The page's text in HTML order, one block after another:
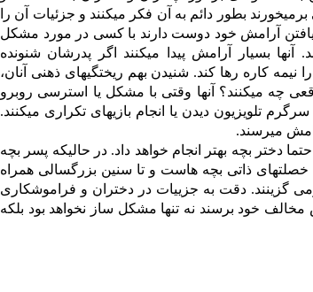
بطور دائم به آن فکر میکنند و جزئیات آن را
آرامش خود دوست دارند با کسی در مورد مشکل
بسیار آرامش پیدا میکنند اگر پدرشان شنونده
نیمه کاره رها کند. شنیدن بهم ریختگیهای ذهنی آنان،
چه میکنند؟ آنها وقتی با مشکل یا استرسی روبرو
تلویزیون دیدن یا انجام بازیهای تکراری میکنند.
و به آرامش میرسند.
دختر بچه بهتر انجام خواهد داد. در حالیکه پسر بچه
ذاتی بچه هاست و تا سنین بزرگسالی همراه
گزینند. دقت به جزییات در دختران و فراموشکاری
خود برسند نه تنها مشکل ساز نخواهد بود بلکه